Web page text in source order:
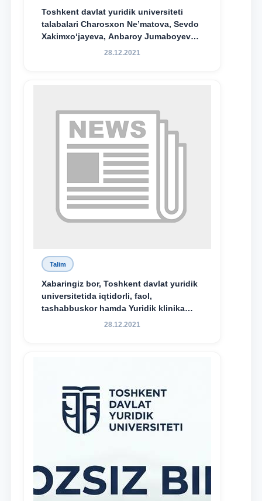
Toshkent davlat yuridik universiteti
talabalari Charosxon Ne’matova, Sevdo
Xakimxo‘jayeva, Anbaroy Jumaboyeva
hamda TDYU qoshidagi M.S.Vosiqova
bo‘ldi.
28.12.2021
Talim
Xabaringiz bor, Toshkent davlat yuridik
universitetida iqtidorli, faol,
tashabbuskor hamda Yuridik klinika
faoliyatida o‘z bilim va ko‘nikmalarini
28.12.2021